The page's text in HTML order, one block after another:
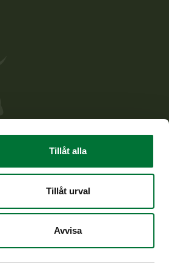
Tillåt alla
Tillåt urval
Avvisa
Tillbaka till början